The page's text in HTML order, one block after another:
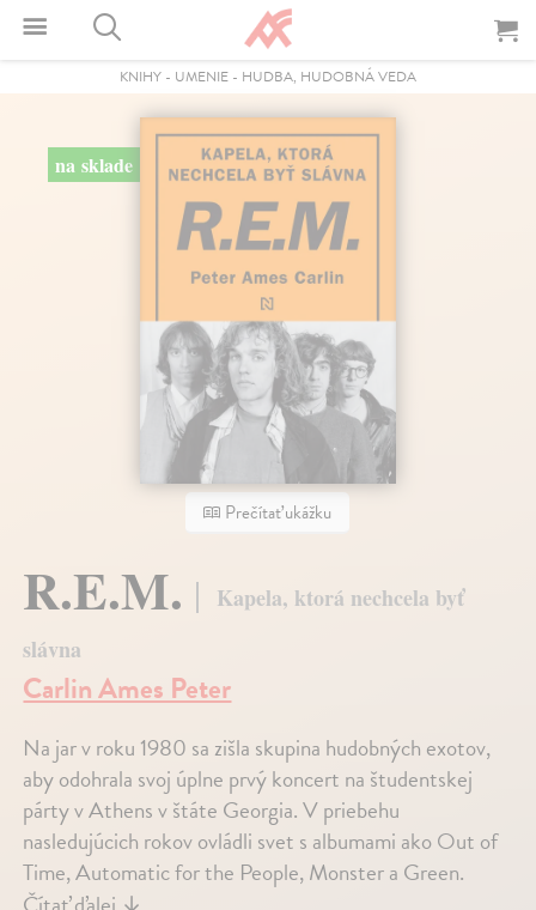
KNIHY - UMENIE - HUDBA, HUDOBNÁ VEDA
na sklade
Prečítať ukážku
R.E.M.
Kapela, ktorá nechcela byť
slávna
Carlin Ames Peter
Na jar v roku 1980 sa zišla skupina hudobných exotov,
aby odohrala svoj úplne prvý koncert na študentskej
párty v Athens v štáte Georgia. V priebehu
nasledujúcich rokov ovládli svet s albumami ako Out of
Time, Automatic for the People, Monster a Green.